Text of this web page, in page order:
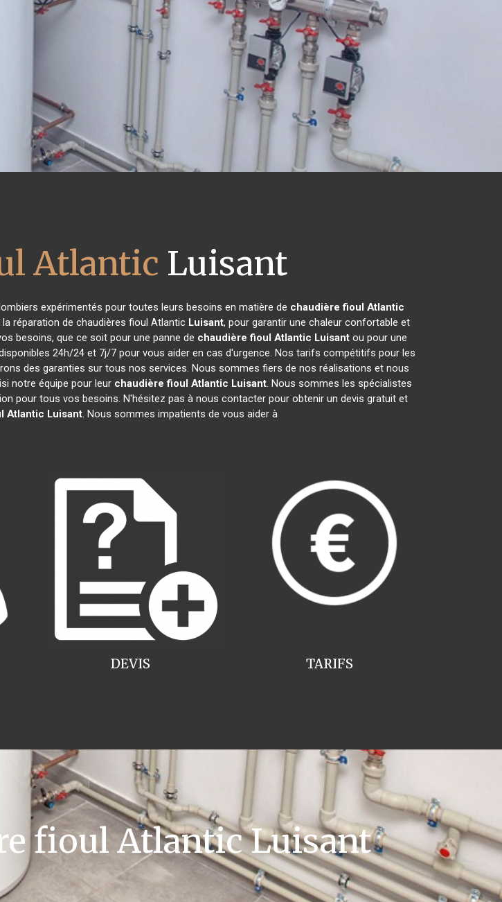
Atlantic Luisant
expérimentés pour toutes leurs besoins en matière de chaudière fioul Atlantic
réparation de chaudières fioul Atlantic Luisant, pour garantir une chaleur confortable et
besoins, que ce soit pour une panne de chaudière fioul Atlantic Luisant ou pour une
24h/24 et 7j/7 pour vous aider en cas d'urgence. Nos tarifs compétitifs pour les
des garanties sur tous nos services. Nous sommes fiers de nos réalisations et nous
notre équipe pour leur chaudière fioul Atlantic Luisant. Nous sommes les spécialistes
pour tous vos besoins. N'hésitez pas à nous contacter pour obtenir un devis gratuit et
Atlantic Luisant. Nous sommes impatients de vous aider à
TARIFS
DEVIS
fioul Atlantic Luisant